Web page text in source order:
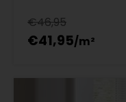
€46,95
€41,95